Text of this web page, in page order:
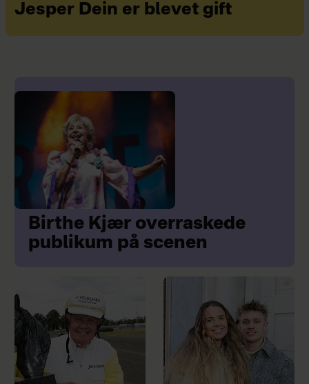
Jesper Dein er blevet gift
Birthe Kjær overraskede
publikum på scenen